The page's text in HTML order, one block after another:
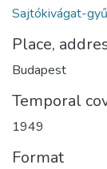
Sajtókivágat-
Place,
Budapest
Temporal
1949
Format